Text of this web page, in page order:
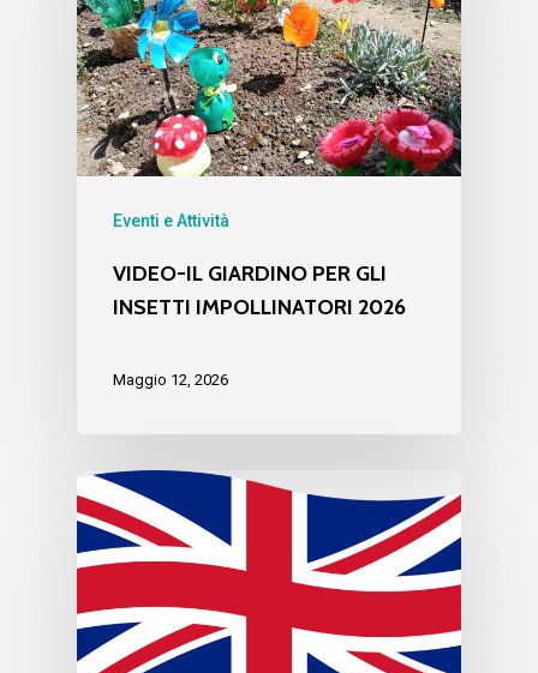
Eventi e Attività
VIDEO-IL GIARDINO PER GLI
INSETTI IMPOLLINATORI 2026
Maggio 12, 2026